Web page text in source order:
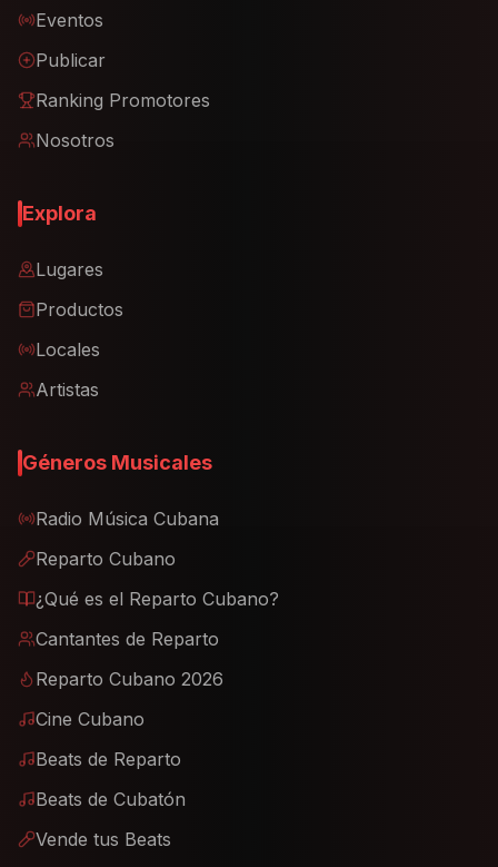
Eventos
Publicar
Ranking Promotores
Nosotros
Explora
Lugares
Productos
Locales
Artistas
Géneros Musicales
Radio Música Cubana
Reparto Cubano
¿Qué es el Reparto Cubano?
Cantantes de Reparto
Reparto Cubano 2026
Cine Cubano
Beats de Reparto
Beats de Cubatón
Vende tus Beats